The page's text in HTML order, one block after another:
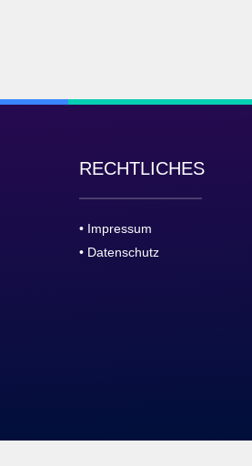
RECHTLICHES
• Impressum
• Datenschutz